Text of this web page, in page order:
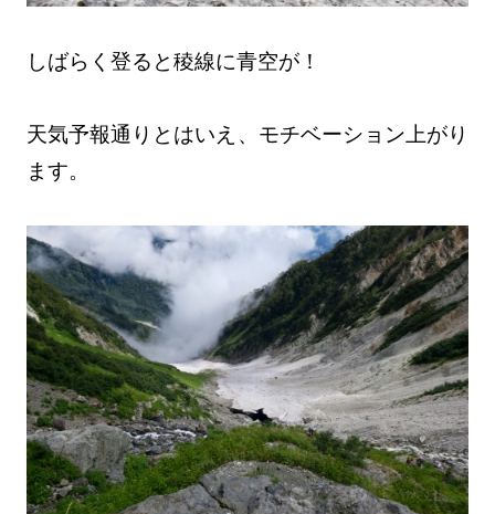
しばらく登ると稜線に青空が！
天気予報通りとはいえ、モチベーション上がり
ます。